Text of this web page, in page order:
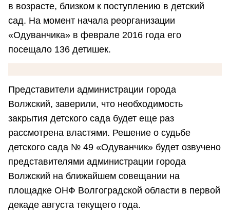
в возрасте, близком к поступлению в детский
сад. На момент начала реорганизации
«Одуванчика» в феврале 2016 года его
посещало 136 детишек.
Представители администрации города
Волжский, заверили, что необходимость
закрытия детского сада будет еще раз
рассмотрена властями. Решение о судьбе
детского сада № 49 «Одуванчик» будет озвучено
представителями администрации города
Волжский на ближайшем совещании на
площадке ОНФ Волгоградской области в первой
декаде августа текущего года.